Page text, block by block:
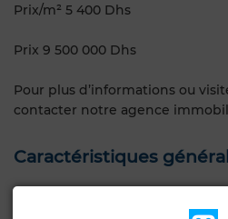
Prix/m² 5 400 Dhs
Prix 9 500 000 Dhs
Pour plus d’informations ou
contacter notre agence
Caractéristiques